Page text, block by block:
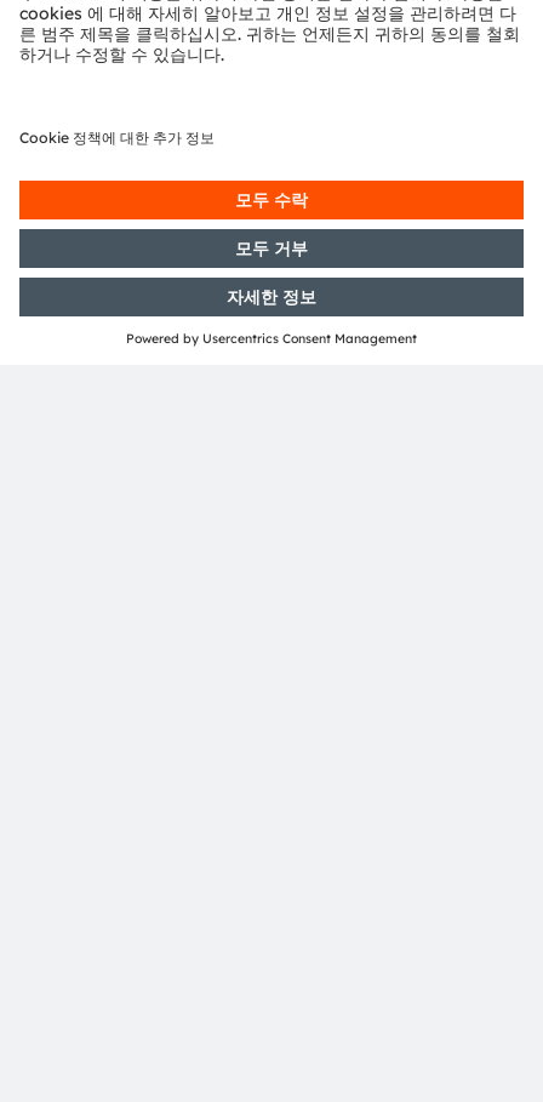
ams OSRAM
Detailed function
Motion Controller
(Trajectory)
Inverter
Connectivity
Protocol Engines RF PHYs
Optical Position
Encoder
Temperatur Sensor
뉴스레터 가입 구독하기